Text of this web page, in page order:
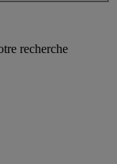
recherche